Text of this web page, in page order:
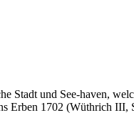
Stadt und See-haven,
Erben 1702 (Wüthrich III,